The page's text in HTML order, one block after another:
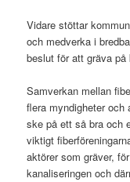
Vidare stöttar
och medverka i
beslut för att gräva på
Samverkan mellan
flera myndigheter
ske på ett så bra och
viktigt
aktörer som gräver,
kanaliseringen och